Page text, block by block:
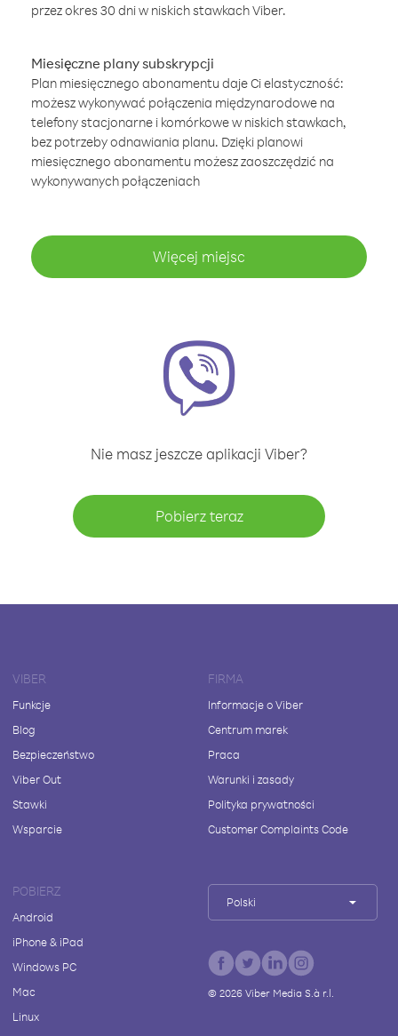
przez okres 30 dni w niskich stawkach Viber.
Miesięczne plany subskrypcji
Plan miesięcznego abonamentu daje Ci elastyczność:
możesz wykonywać połączenia międzynarodowe na
telefony stacjonarne i komórkowe w niskich stawkach,
bez potrzeby odnawiania planu. Dzięki planowi
miesięcznego abonamentu możesz zaoszczędzić na
wykonywanych połączeniach
Więcej miejsc
Nie masz jeszcze aplikacji Viber?
Pobierz teraz
VIBER
Funkcje
Blog
Bezpieczeństwo
Viber Out
Stawki
Wsparcie
FIRMA
Informacje o Viber
Centrum marek
Praca
Warunki i zasady
Polityka prywatności
Customer Complaints Code
POBIERZ
Android
iPhone & iPad
Windows PC
Mac
Linux
Polski
© 2026Viber Media S.à r.l.